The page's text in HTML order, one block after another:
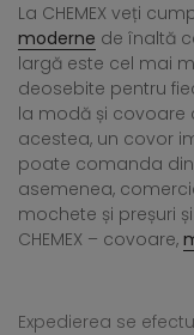
La CHEMEX veți
moderne de înaltă
largă este cel mai
deosebite pentru
la modă și covoare
acestea, un covor
poate comanda
asemenea,
mochete și preșuri
CHEMEX – covoare,
Expedierea se